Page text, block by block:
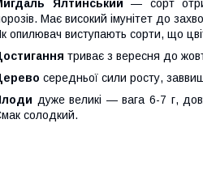
Ялтинський — сорт
Має високий імунітет до
опилювач виступають сорти, що
триває з вересня до
середньої сили росту,
дуже великі — вага 6-7 г,
солодкий.